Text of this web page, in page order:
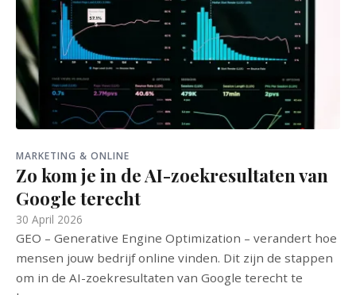
MARKETING & ONLINE
Zo kom je in de AI-zoekresultaten van
Google terecht
30 April 2026
GEO – Generative Engine Optimization – verandert hoe
mensen jouw bedrijf online vinden. Dit zijn de stappen
om in de AI-zoekresultaten van Google terecht te